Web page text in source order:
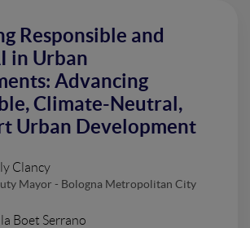
Responsible and
in Urban
Advancing
Climate-Neutral,
Urban Development
Clancy
Mayor - Bologna Metropolitan City
Boet Serrano